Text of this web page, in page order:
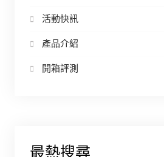
活動快訊
產品介紹
開箱評測
最熱搜尋